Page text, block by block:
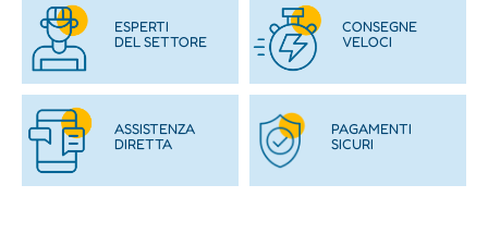
ESPERTI
DEL SETTORE
CONSEGNE
VELOCI
ASSISTENZA
DIRETTA
PAGAMENTI
SICURI